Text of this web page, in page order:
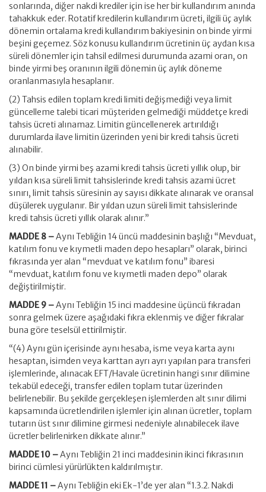
sonlarında, diğer nakdi krediler için ise her bir kullandırım anında
tahakkuk eder. Rotatif kredilerin kullandırım ücreti, ilgili üç aylık
dönemin ortalama kredi kullandırım bakiyesinin on binde yirmi
beşini geçemez. Söz konusu kullandırım ücretinin üç aydan kısa
süreli dönemler için tahsil edilmesi durumunda azami oran, on
binde yirmi beş oranının ilgili dönemin üç aylık döneme
oranlanmasıyla hesaplanır.
(2) Tahsis edilen toplam kredi limiti değişmediği veya limit
güncelleme talebi ticari müşteriden gelmediği müddetçe kredi
tahsis ücreti alınamaz. Limitin güncellenerek artırıldığı
durumlarda ilave limitin üzerinden yeni bir kredi tahsis ücreti
alınabilir.
(3) On binde yirmi beş azami kredi tahsis ücreti yıllık olup, bir
yıldan kısa süreli limit tahsislerinde kredi tahsis azami ücret
sınırı, limit tahsis süresinin ay sayısı dikkate alınarak ve oransal
düşülerek uygulanır. Bir yıldan uzun süreli limit tahsislerinde
kredi tahsis ücreti yıllık olarak alınır.”
MADDE 8 –Aynı Tebliğin 14 üncü maddesinin başlığı “Mevduat,
katılım fonu ve kıymetli maden depo hesapları” olarak, birinci
fıkrasında yer alan “mevduat ve katılım fonu” ibaresi
“mevduat, katılım fonu ve kıymetli maden depo” olarak
değiştirilmiştir.
MADDE 9 –Aynı Tebliğin 15 inci maddesine üçüncü fıkradan
sonra gelmek üzere aşağıdaki fıkra eklenmiş ve diğer fıkralar
buna göre teselsül ettirilmiştir.
“(4) Aynı gün içerisinde aynı hesaba, isme veya karta aynı
hesaptan, isimden veya karttan ayrı ayrı yapılan para transferi
işlemlerinde, alınacak EFT/Havale ücretinin hangi sınır dilimine
tekabül edeceği, transfer edilen toplam tutar üzerinden
belirlenebilir. Bu şekilde gerçekleşen işlemlerden alt sınır dilimi
kapsamında ücretlendirilen işlemler için alınan ücretler, toplam
tutarın üst sınır dilimine girmesi nedeniyle alınabilecek ilave
ücretler belirlenirken dikkate alınır.”
MADDE 10 –Aynı Tebliğin 21 inci maddesinin ikinci fıkrasının
birinci cümlesi yürürlükten kaldırılmıştır.
MADDE 11 –Aynı Tebliğin eki Ek-1’de yer alan “1.3.2. Nakdi